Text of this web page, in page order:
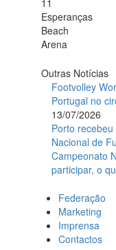
Outras Notícias
Footvolley
Portugal no
13/07/2026
Porto
Nacional de
Campeonato
participar, o
Federação
Marketing
Imprensa
Contactos